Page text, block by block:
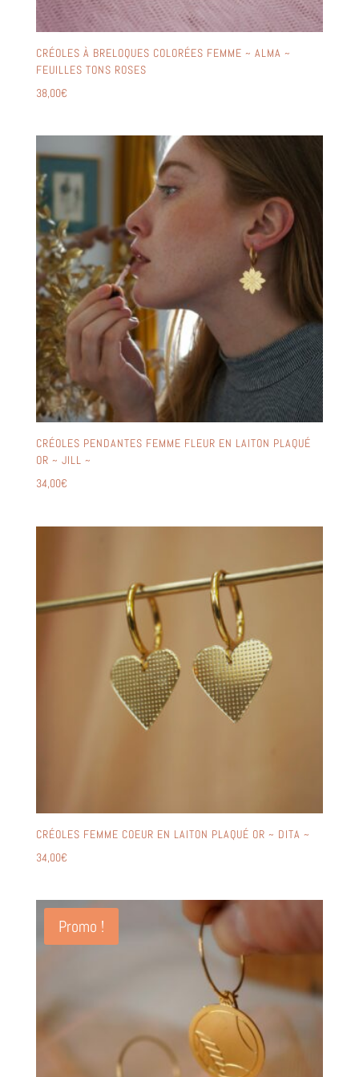
CRÉOLES À BRELOQUES COLORÉES FEMME ~ ALMA ~
FEUILLES TONS ROSES
38,00€
CRÉOLES PENDANTES FEMME FLEUR EN LAITON PLAQUÉ
OR ~ JILL ~
34,00€
CRÉOLES FEMME COEUR EN LAITON PLAQUÉ OR ~ DITA ~
34,00€
Promo !